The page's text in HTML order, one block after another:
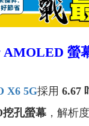
AMOLED 螢
X6 5G採用 6.67
孔螢幕 ，解析